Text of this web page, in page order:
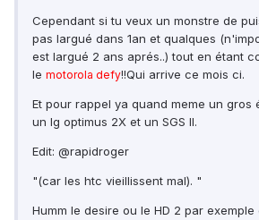
Cependant si tu veux un monstre de
pas largué dans 1an et qualques
est largué 2 ans aprés..) tout en étant
le motorola defy!!Qui arrive ce mois ci.
Et pour rappel ya quand meme un gros
un lg optimus 2X et un SGS II.
Edit: @rapidroger
"(car les htc vieillissent mal). "
Humm le desire ou le HD 2 par